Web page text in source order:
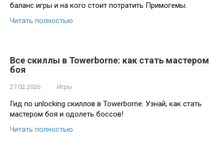
баланс игры и на кого стоит потратить Примогемы.
Читать полностью
Все скиллы в Towerborne: как стать мастером
боя
27.02.2026 Игры
Гид по unlocking скиллов в Towerborne. Узнай, как стать
мастером боя и одолеть боссов!
Читать полностью